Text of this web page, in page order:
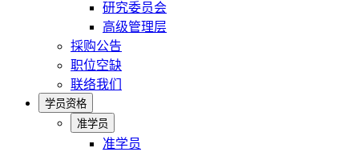
研究委员会
高级管理层
採购公告
职位空缺
联络我们
学员资格
准学员
准学员